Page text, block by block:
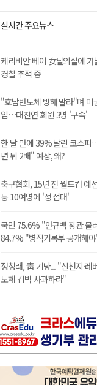
실시간 주요뉴스
케리비안 베이 女탈의실에
경찰 추적 중
"호남반도체 방해 말라"며 미
입…대진연 회원 3명 '구속'
한 달 만에 39% 날린 코스
년 뒤 2배" 예상, 왜?
축구협회, 15년 전 월드컵 예
등 10여명에 '성 접대'
국민 75.6% "안규백 장관
84.7% "병적기록부 공개해
정청래, 靑 겨냥... "신천지·레
도체 겁박 사과하라"